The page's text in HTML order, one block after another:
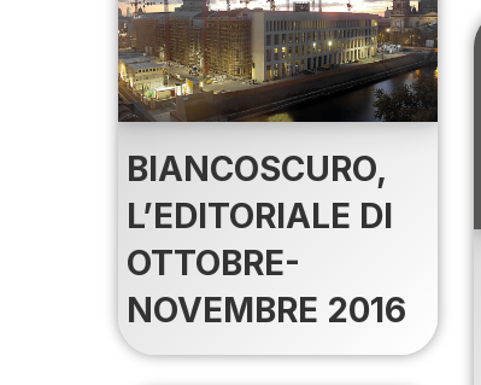
BIANCOSCURO,
L’EDITORIALE DI
OTTOBRE-
NOVEMBRE 2016